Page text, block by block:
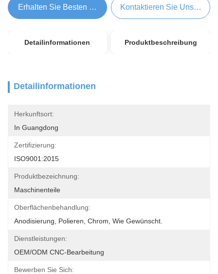
Erhalten Sie Besten Preis Kontaktieren Sie Uns Jetzt
Detailinformationen Produktbeschreibung
Detailinformationen
Herkunftsort:
In Guangdong
Zertifizierung:
ISO9001:2015
Produktbezeichnung:
Maschinenteile
Oberflächenbehandlung:
Anodisierung, Polieren, Chrom, Wie Gewünscht.
Dienstleistungen:
OEM/ODM CNC-Bearbeitung
Bewerben Sie Sich: